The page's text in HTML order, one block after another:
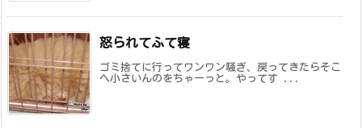
怒られてふて寝
ゴミ捨てに行ってワンワン騒ぎ、戻ってきたらそこ
へ小さいんのをちゃーっと。やってす ...